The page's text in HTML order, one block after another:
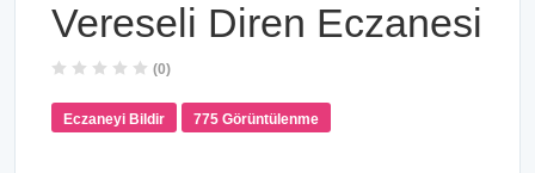
Vereseli Diren Eczanesi
(0)
Eczaneyi Bildir 775 Görüntülenme